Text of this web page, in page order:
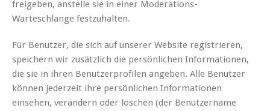
freigeben, anstelle sie in einer Moderations-
Warteschlange festzuhalten.
Für Benutzer, die sich auf unserer Website registrieren,
speichern wir zusätzlich die persönlichen Informationen,
die sie in ihren Benutzerprofilen angeben. Alle Benutzer
können jederzeit ihre persönlichen Informationen
einsehen, verändern oder löschen (der Benutzername